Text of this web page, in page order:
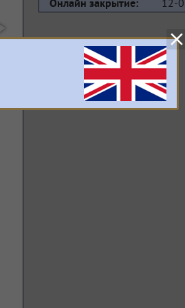
Онлайн закрытие:
12-